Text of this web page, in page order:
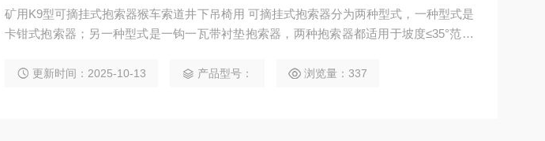
矿用K9型可摘挂式抱索器猴车索道井下吊椅用 可摘挂式抱索器分为两种型式，一种型式是
卡钳式抱索器；另一种型式是一钩一瓦带衬垫抱索器，两种抱索器都适用于坡度≤35°范围
更新时间：2025-10-13 产品型号： 浏览量：337